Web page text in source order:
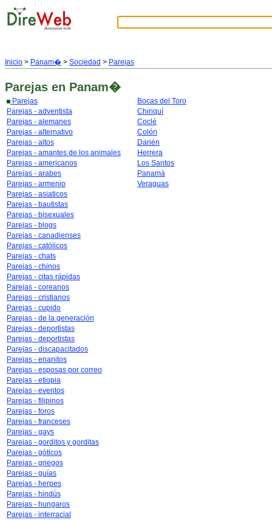
Inicio > Panam� > Sociedad > Parejas
Parejas en Panam�
Parejas
Parejas - adventista
Parejas - alemanes
Parejas - alternativo
Parejas - altos
Parejas - amantes de los animales
Parejas - americanos
Parejas - arabes
Parejas - armenio
Parejas - asiaticos
Parejas - bautistas
Parejas - bisexuales
Parejas - blogs
Parejas - canadienses
Parejas - católicos
Parejas - chats
Parejas - chinos
Parejas - citas rápidas
Parejas - coreanos
Parejas - cristianos
Parejas - cupido
Parejas - de la generación
Parejas - deportistas
Parejas - deportistas
Parejas - discapacitados
Parejas - enanitos
Parejas - esposas por correo
Parejas - etiopia
Parejas - eventos
Parejas - filipinos
Parejas - foros
Parejas - franceses
Parejas - gays
Parejas - gorditos y gorditas
Parejas - góticos
Parejas - griegos
Parejas - guías
Parejas - herpes
Parejas - hindús
Parejas - hungaros
Parejas - interracial
Bocas del Toro
Chiriquí
Coclé
Colón
Darién
Herrera
Los Santos
Panamá
Veraguas